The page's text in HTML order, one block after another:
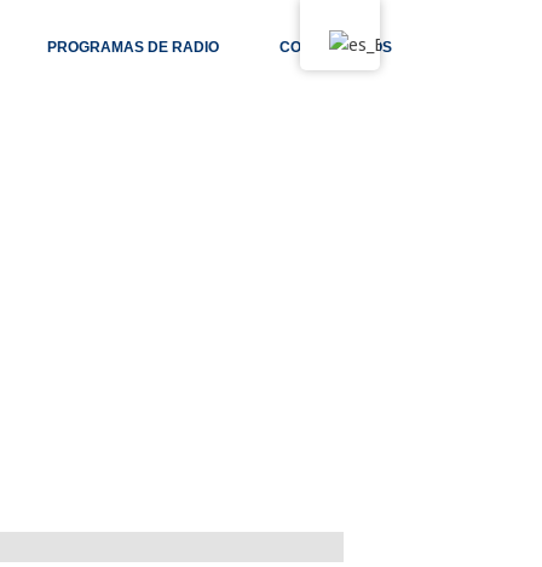
PROGRAMAS DE RADIO CONTÁCTANOS